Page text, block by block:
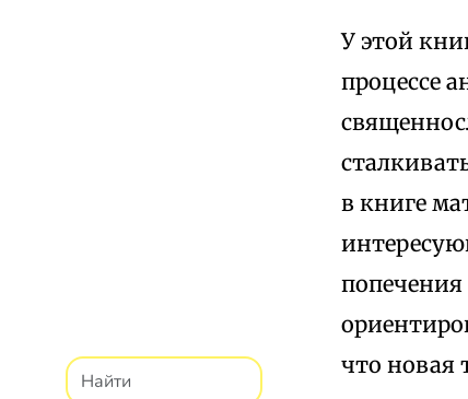
У этой
процессе
в книге
что новая